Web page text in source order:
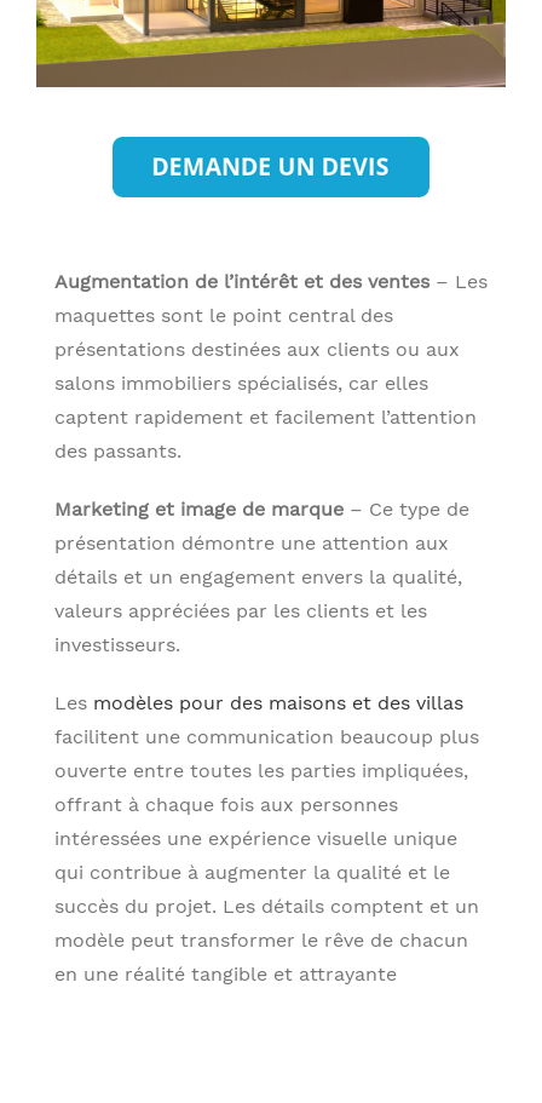
Augmentation de l’intérêt et des ventes– Les
maquettes sont le point central des
présentations destinées aux clients ou aux
salons immobiliers spécialisés, car elles
captent rapidement et facilement l’attention
des passants.
Marketing et image de marque– Ce type de
présentation démontre une attention aux
détails et un engagement envers la qualité,
valeurs appréciées par les clients et les
investisseurs.
Les modèles pour des maisons et des villas
facilitent une communication beaucoup plus
ouverte entre toutes les parties impliquées,
offrant à chaque fois aux personnes
intéressées une expérience visuelle unique
qui contribue à augmenter la qualité et le
succès du projet. Les détails comptent et un
modèle peut transformer le rêve de chacun
en une réalité tangible et attrayante